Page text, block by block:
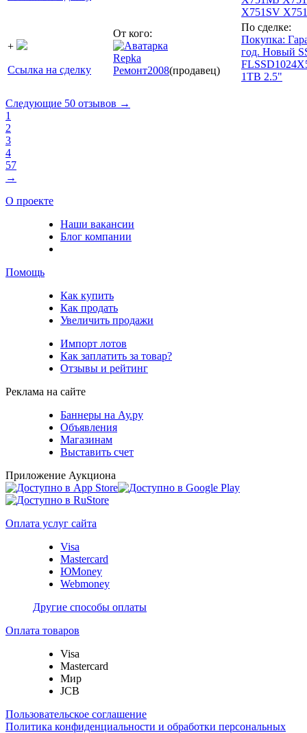
X751SV
+
Ссылка на сделку
От кого:
Repka
Ремонт2008(продавец)
По сделке:
Покупка:
год. Новый
1TB 2.5"
Следующие 50 отзывов →
1
2
3
4
57
→
О проекте
Наши вакансии
Блог компании
Помощь
Как купить
Как продать
Увеличить продажи
Импорт лотов
Как заплатить за товар?
Отзывы и рейтинг
Реклама на сайте
Баннеры на Ау.ру
Объявления
Магазинам
Выставить счет
Приложение Аукциона
Оплата услуг сайта
Visa
Mastercard
ЮMoney
Webmoney
Другие способы оплаты
Оплата товаров
Visa
Mastercard
Мир
JCB
Пользовательское соглашение
Политика конфиденциальности и обработки персональных